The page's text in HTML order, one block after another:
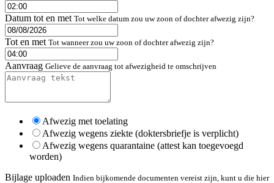
Datum tot en met Tot welke datum zou uw zoon of dochter afwezig zijn?
Tot en met Tot wanneer zou uw zoon of dochter afwezig zijn?
Aanvraag Gelieve de aanvraag tot afwezigheid te omschrijven
Afwezig met toelating
Afwezig wegens ziekte (doktersbriefje is verplicht)
Afwezig wegens quarantaine (attest kan toegevoegd
worden)
Bijlage uploaden Indien bijkomende documenten vereist zijn, kunt u die hier